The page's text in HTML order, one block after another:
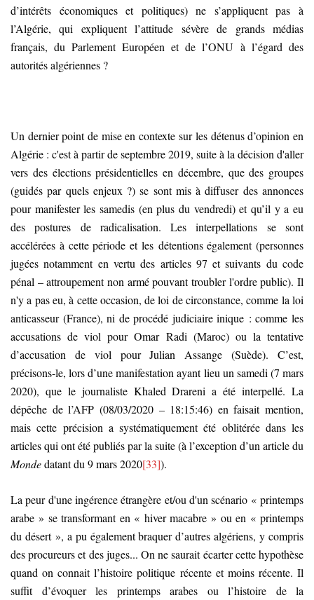
d’intérêts économiques et politiques) ne s’appliquent pas à
l’Algérie, qui expliquent l’attitude sévère de grands médias
français, du Parlement Européen et de l’ONU à l’égard des
autorités algériennes ?
Un dernier point de mise en contexte sur les détenus d’opinion en
Algérie : c'est à partir de septembre 2019, suite à la décision d'aller
vers des élections présidentielles en décembre, que des groupes
(guidés par quels enjeux ?) se sont mis à diffuser des annonces
pour manifester les samedis (en plus du vendredi) et qu’il y a eu
des postures de radicalisation. Les interpellations se sont
accélérées à cette période et les détentions également (personnes
jugées notamment en vertu des articles 97 et suivants du code
pénal – attroupement non armé pouvant troubler l'ordre public). Il
n'y a pas eu, à cette occasion, de loi de circonstance, comme la loi
anticasseur (France), ni de procédé judiciaire inique : comme les
accusations de viol pour Omar Radi (Maroc) ou la tentative
d’accusation de viol pour Julian Assange (Suède). C’est,
précisons-le, lors d’une manifestation ayant lieu un samedi (7 mars
2020), que le journaliste Khaled Drareni a été interpellé. La
dépêche de l’AFP (08/03/2020 – 18:15:46) en faisait mention,
mais cette précision a systématiquement été oblitérée dans les
articles qui ont été publiés par la suite (à l’exception d’un article du
Mondedatant du 9 mars 2020[33]).
La peur d'une ingérence étrangère et/ou d'un scénario « printemps
arabe » se transformant en « hiver macabre » ou en « printemps
du désert », a pu également braquer d’autres algériens, y compris
des procureurs et des juges... On ne saurait écarter cette hypothèse
quand on connait l’histoire politique récente et moins récente. Il
suffit d’évoquer les printemps arabes ou l’histoire de la